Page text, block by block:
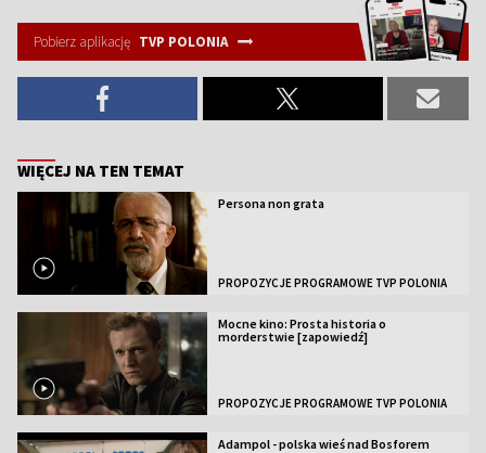
Pobierz aplikację TVP POLONIA
WIĘCEJ NA TEN TEMAT
Persona non grata
PROPOZYCJE PROGRAMOWE TVP POLONIA
Mocne kino: Prosta historia o
morderstwie [zapowiedź]
PROPOZYCJE PROGRAMOWE TVP POLONIA
Adampol - polska wieś nad Bosforem